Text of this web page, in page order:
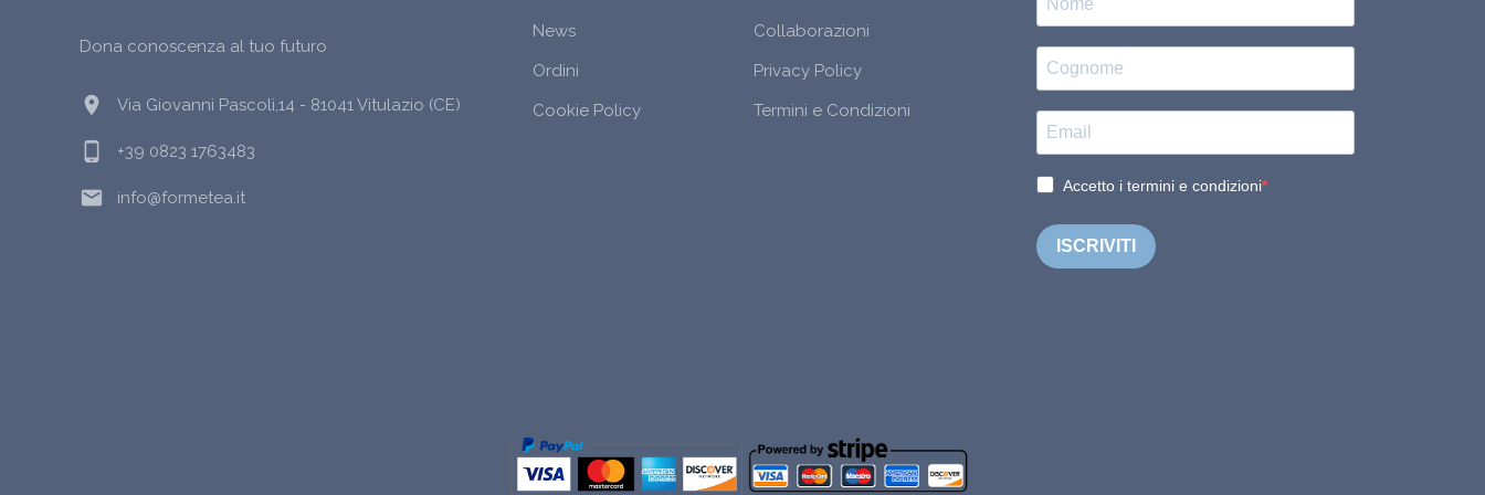
Dona conoscenza al tuo futuro
location_on Via Giovanni Pascoli,14 - 81041 Vitulazio (CE)
phone_android +39 0823 1763483
email info@formetea.it
News
Collaborazioni
Ordini
Privacy Policy
Cookie Policy
Termini e Condizioni
Accetto i termini e condizioni
ISCRIVITI